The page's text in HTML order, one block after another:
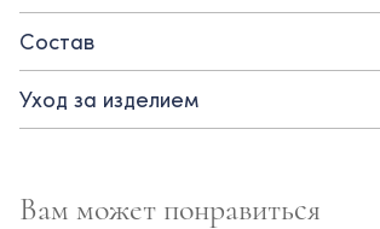
Детали:
- материал верха – костюмная
практичная, не мнется, не линяет, не теряет
- резинка в поясе в задней части юбки
Состав
Уход за изделием
Вам может понравиться